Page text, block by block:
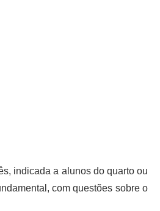
indicada a alunos do quarto ou
com questões sobre o